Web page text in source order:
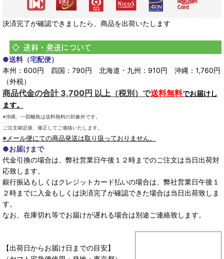
決済完了が確認できましたら、商品を出荷いたします
●送料（宅配便）
本州：600円 四国：790円 北海道・九州：910円 沖縄：1,760円
（外税）
商品代金の合計 3,700円 以上（税別）で送料無料でお届けし
ます。
※沖縄、一部離島は送料無料の対象外です。
ご注文確定後、修正してご連絡いたします。
※メール便にての商品発送は取り扱っておりません。
●お届けまで
代金引換の場合は、弊社営業日午後１２時までのご注文は当日出荷対
応致します。
銀行振込もしくはクレジットカード払いの場合は、弊社営業日午後１
２時までに入金もしくは決済完了が確認できた場合は当日出荷致しま
す。
なお、在庫切れ等でお届けが遅れる場合は別途ご連絡致します。
【出荷日からお届け日までの目安】